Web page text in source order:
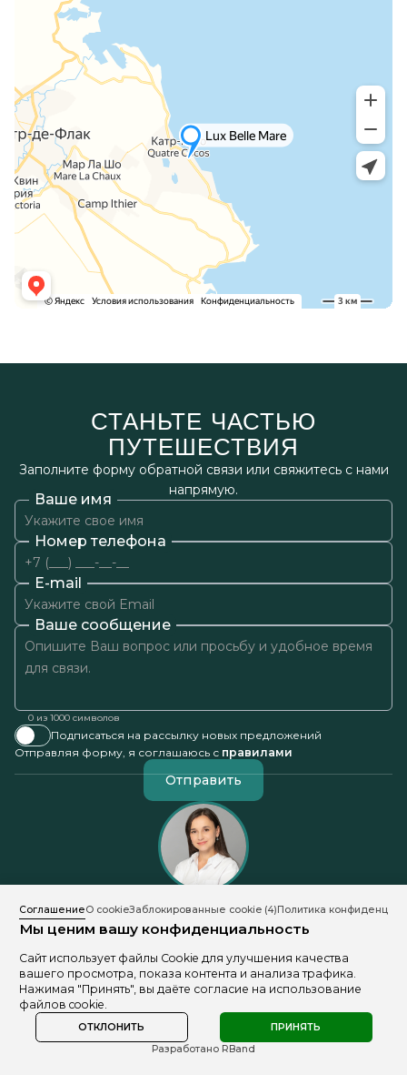
СТАНЬТЕ ЧАСТЬЮ
ПУТЕШЕСТВИЯ
Заполните форму обратной связи или свяжитесь с нами
напрямую.
Ваше имя
Номер телефона
E-mail
0 из 1000 символов
Ваше сообщение
Подписаться на рассылку новых предложений
Отправляя форму, я соглашаюсь с правилами
Отправить
Вера Лебедева
+7 (812) 205-95-02+7 (968) 195-95-02
TelegramMax
СоглашениеО cookieЗаблокированные cookie (4) Политика
Мы ценим вашу конфиденциальность
Сайт использует файлы Cookie для улучшения качества
вашего просмотра, показа контента и анализа трафика.
Нажимая "Принять", вы даёте согласие на использование
файлов cookie.
ПРИНЯТЬ
ОТКЛОНИТЬ
Разработано RBand